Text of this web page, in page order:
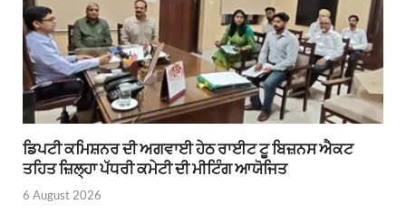
ਡਿਪਟੀ ਕਮਿਸ਼ਨਰ ਦੀ ਅਗਵਾਈ ਹੇਠ ਰਾਈਟ ਟੂ ਬਿਜ਼ਨਸ ਐਕਟ
ਤਹਿਤ ਜ਼ਿਲ੍ਹਾ ਪੱਧਰੀ ਕਮੇਟੀ ਦੀ ਮੀਟਿੰਗ ਆਯੋਜਿਤ
6 August 2026